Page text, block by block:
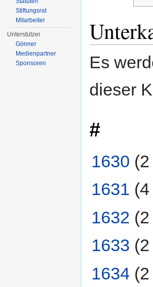
Es
dieser
#
1630
1631
1632
1633
1634
Stiftungsrat
Mitarbeiter
Unterstützer
Gönner
Medienpartner
Sponsoren